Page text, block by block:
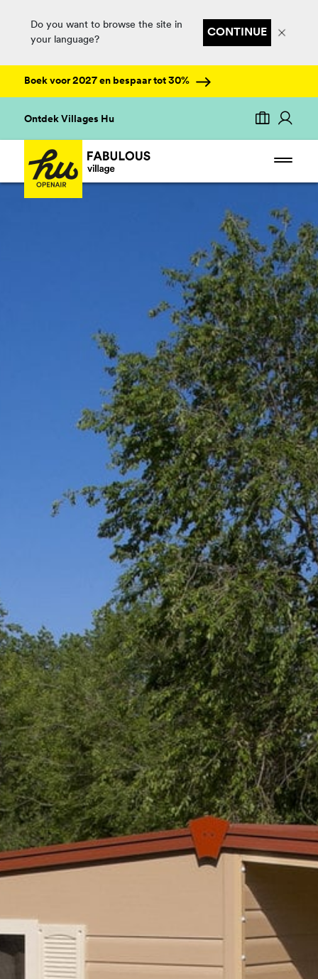
Do you want to browse the site in
your language?
CONTINUE
Boek voor 2027 en bespaar tot 30%
Ontdek Villages Hu